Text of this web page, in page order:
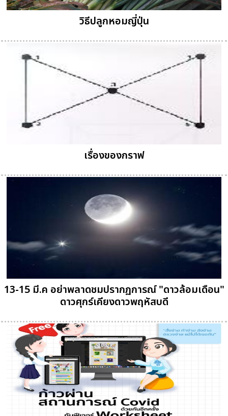
วิธีปลูกหอมญี่ปุ่น
เรื่องของกราฟ
13-15 มี.ค อย่าพลาดชมปรากฏการณ์ "ดาวล้อมเดือน"
ดาวศุกร์เคียงดาวพฤหัสบดี